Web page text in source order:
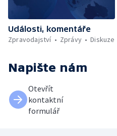
Události, komentáře
Zpravodajství
Zprávy Diskuze
Napište nám
Otevřít
kontaktní
formulář